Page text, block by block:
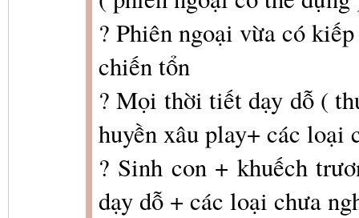
? Phiên ngoại vừa có
chiến tổn
? Mọi thời tiết dạy dỗ (
huyền xâu play+ các loại
? Sinh con + khuếch
dạy dỗ + các loại chưa